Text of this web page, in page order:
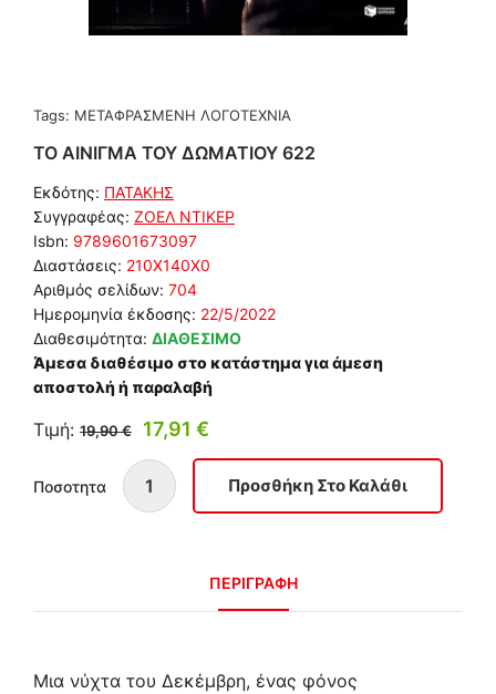
Tags: ΜΕΤΑΦΡΑΣΜΕΝΗ ΛΟΓΟΤΕΧΝΙΑ
ΤΟ ΑΙΝΙΓΜΑ ΤΟΥ ΔΩΜΑΤΙΟΥ 622
Εκδότης: ΠΑΤΑΚΗΣ
Συγγραφέας: ΖΟΕΛ ΝΤΙΚΕΡ
Isbn: 9789601673097
Διαστάσεις: 210Χ140Χ0
Αριθμός σελίδων: 704
Ημερομηνία έκδοσης: 22/5/2022
Διαθεσιμότητα: ΔΙΑΘΕΣΙΜΟ
Άμεσα διαθέσιμο στο κατάστημα για άμεση
αποστολή ή παραλαβή
Τιμή: 19,90 € 17,91 €
Ποσοτητα
ΠΕΡΙΓΡΑΦΗ
Μια νύχτα του Δεκέµβρη, ένας φόνος